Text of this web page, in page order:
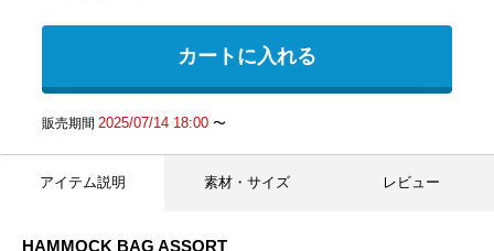
カートに入れる
販売期間 2025/07/14 18:00〜
アイテム説明 素材・サイズ レビュー
HAMMOCK BAG ASSORT